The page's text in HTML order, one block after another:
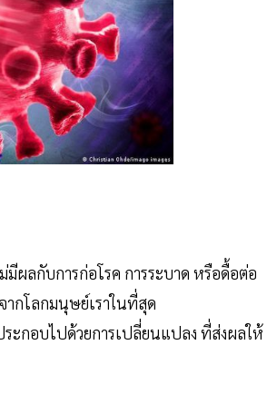
ลกับการก่อโรค การระบาด หรือดื้อต่อ
กโลกมนุษย์เราในที่สุด
ะกอบไปด้วยการเปลี่ยนแปลง ที่ส่งผลให้